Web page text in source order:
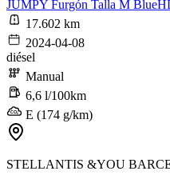
JUMPY Furgón Talla M
17.602 km
2024-04-08
diésel
Manual
6,6 l/100km
E (174 g/km)
STELLANTIS &YOU